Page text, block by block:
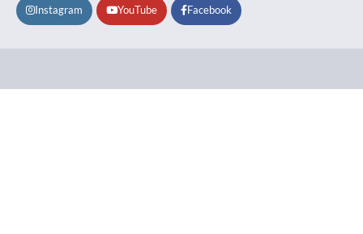
Instagram YouTube Facebook